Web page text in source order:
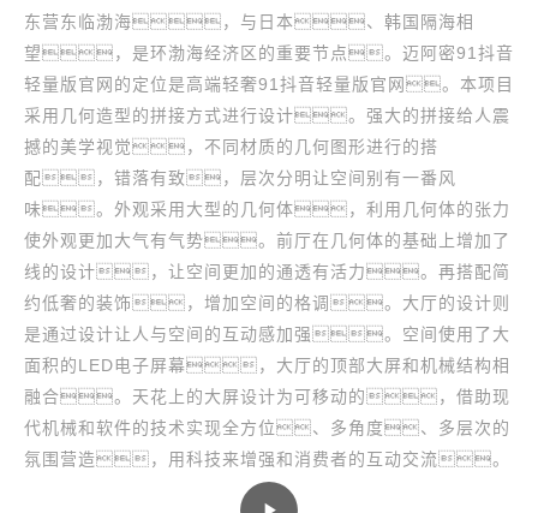
东营东临渤海，与日本、韩国隔海相
望，是环渤海经济区的重要节点。迈阿密91抖音
轻量版官网的定位是高端轻奢91抖音轻量版官网。本项目
采用几何造型的拼接方式进行设计。强大的拼接给人震
撼的美学视觉，不同材质的几何图形进行的搭
配，错落有致，层次分明让空间别有一番风
味。外观采用大型的几何体，利用几何体的张力
使外观更加大气有气势。前厅在几何体的基础上增加了
线的设计，让空间更加的通透有活力。再搭配简
约低奢的装饰，增加空间的格调。大厅的设计则
是通过设计让人与空间的互动感加强。空间使用了大
面积的LED电子屏幕，大厅的顶部大屏和机械结构相
融合。天花上的大屏设计为可移动的，借助现
代机械和软件的技术实现全方位、多角度、多层次的
氛围营造，用科技来增强和消费者的互动交流。